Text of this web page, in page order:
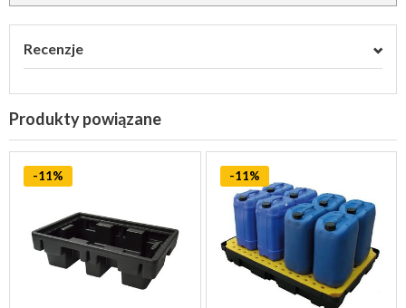
Recenzje
Produkty powiązane
-11% -11%